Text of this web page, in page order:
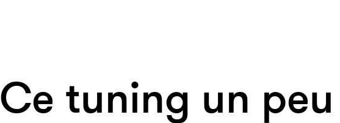
Ce tuning un